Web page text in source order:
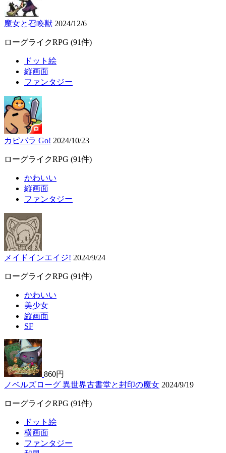
魔女と召喚獣 2024/12/6
ローグライクRPG (91件)
ドット絵
縦画面
ファンタジー
カピバラ Go! 2024/10/23
ローグライクRPG (91件)
かわいい
縦画面
ファンタジー
メイドインエイジ! 2024/9/24
ローグライクRPG (91件)
かわいい
美少女
縦画面
SF
860円
ノベルズローグ 異世界古書堂と封印の魔女 2024/9/19
ローグライクRPG (91件)
ドット絵
横画面
ファンタジー